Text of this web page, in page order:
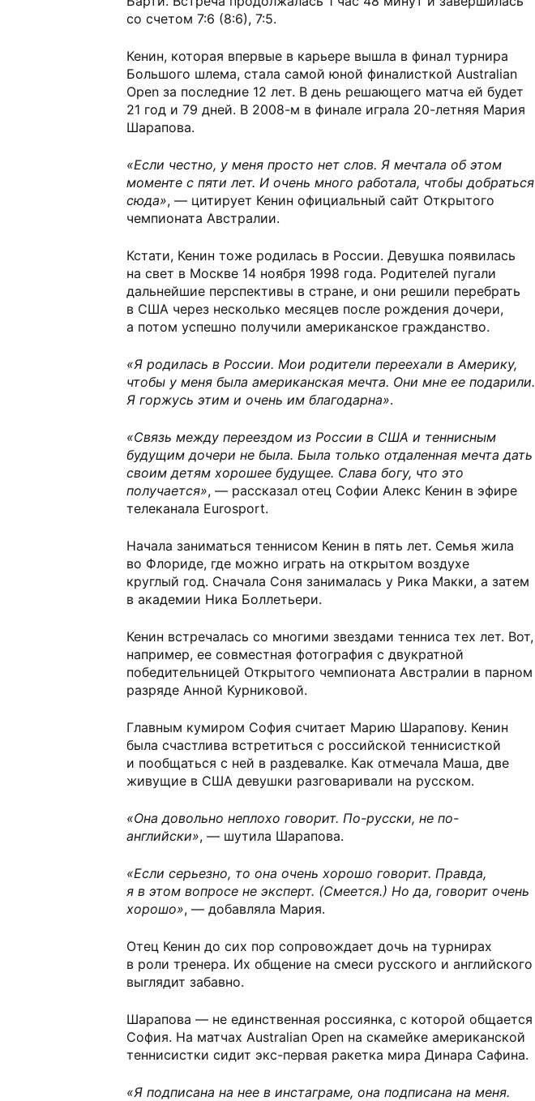
со счетом 7:6 (8:6), 7:5.
Кенин, которая впервые в карьере вышла в финал турнира
Большого шлема, стала самой юной финалисткой Australian
Open за последние 12 лет. В день решающего матча ей будет
21 год и 79 дней. В 2008-м в финале играла 20-летняя Мария
Шарапова.
«Если честно, у меня просто нет слов. Я мечтала об этом
моменте с пяти лет. И очень много работала, чтобы добраться
сюда», — цитирует Кенин официальный сайт Открытого
чемпионата Австралии.
Кстати, Кенин тоже родилась в России. Девушка появилась
на свет в Москве 14 ноября 1998 года. Родителей пугали
дальнейшие перспективы в стране, и они решили перебрать
в США через несколько месяцев после рождения дочери,
а потом успешно получили американское гражданство.
«Я родилась в России. Мои родители переехали в Америку,
чтобы у меня была американская мечта. Они мне ее подарили.
Я горжусь этим и очень им благодарна».
«Связь между переездом из России в США и теннисным
будущим дочери не была. Была только отдаленная мечта дать
своим детям хорошее будущее. Слава богу, что это
получается», — рассказал отец Софии Алекс Кенин в эфире
телеканала Eurosport.
Начала заниматься теннисом Кенин в пять лет. Семья жила
во Флориде, где можно играть на открытом воздухе
круглый год. Сначала Соня занималась у Рика Макки, а затем
в академии Ника Боллетьери.
Кенин встречалась со многими звездами тенниса тех лет. Вот,
например, ее совместная фотография с двукратной
победительницей Открытого чемпионата Австралии в парном
разряде Анной Курниковой.
Главным кумиром София считает Марию Шарапову. Кенин
была счастлива встретиться с российской теннисисткой
и пообщаться с ней в раздевалке. Как отмечала Маша, две
живущие в США девушки разговаривали на русском.
«Она довольно неплохо говорит. По-русски, не по-
английски», — шутила Шарапова.
«Если серьезно, то она очень хорошо говорит. Правда,
я в этом вопросе не эксперт. (Смеется.) Но да, говорит очень
хорошо», — добавляла Мария.
Отец Кенин до сих пор сопровождает дочь на турнирах
в роли тренера. Их общение на смеси русского и английского
выглядит забавно.
Шарапова — не единственная россиянка, с которой общается
София. На матчах Australian Open на скамейке американской
теннисистки сидит экс-первая ракетка мира Динара Сафина.
«Я подписана на нее в инстаграме, она подписана на меня.